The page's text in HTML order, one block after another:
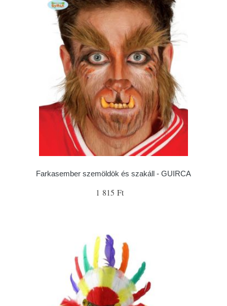
Farkasember szemöldök és szakáll - GUIRCA
1 815 Ft